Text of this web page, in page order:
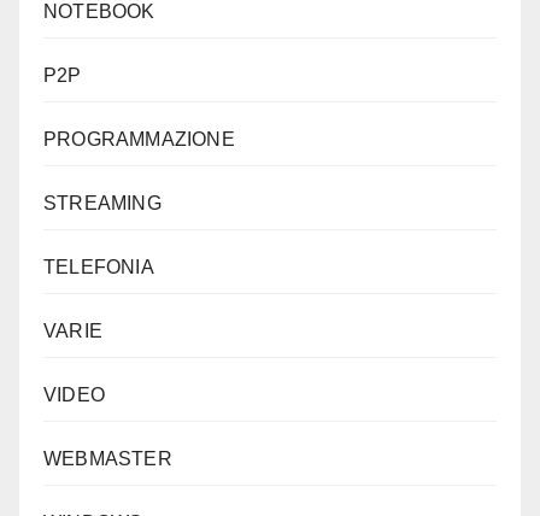
NOTEBOOK
P2P
PROGRAMMAZIONE
STREAMING
TELEFONIA
VARIE
VIDEO
WEBMASTER